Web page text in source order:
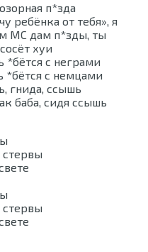
п*зда
ребёнка от тебя», я
МС дам п*зды, ты
хуи
*бётся с неграми
*бётся с немцами
гнида, ссышь
баба, сидя ссышь